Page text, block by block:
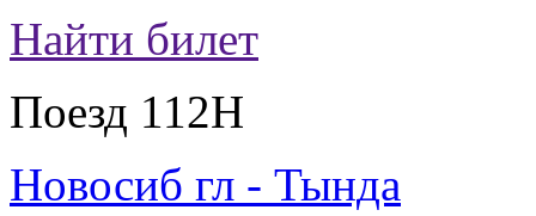
Найти билет
Поезд 112Н
Новосиб гл - Тында